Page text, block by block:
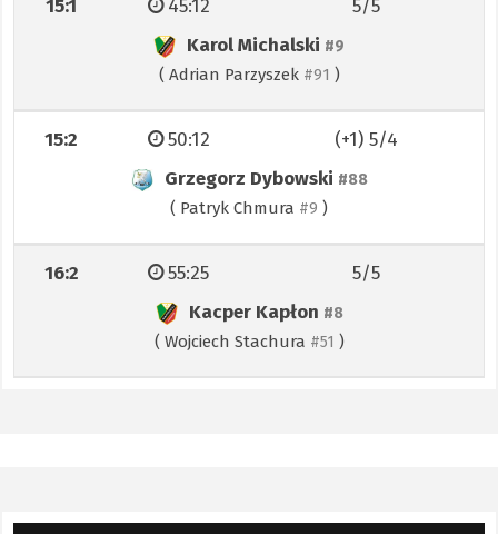
15:1
Karol Michalski #9
( Adrian Parzyszek #91 )
5/5
45:12
15:2
Grzegorz Dybowski #88
( Patryk Chmura #9 )
(+1) 5/4
50:12
16:2
Kacper Kapłon #8
( Wojciech Stachura #51 )
5/5
55:25